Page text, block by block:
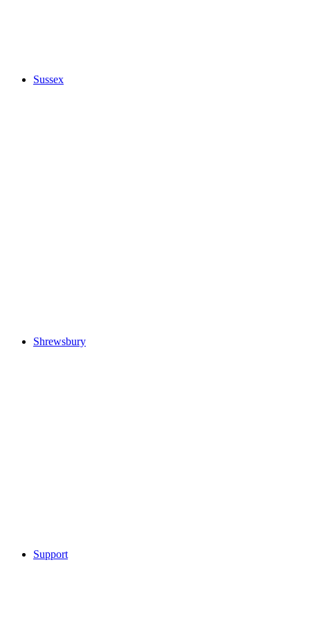
Sussex
Shrewsbury
Support